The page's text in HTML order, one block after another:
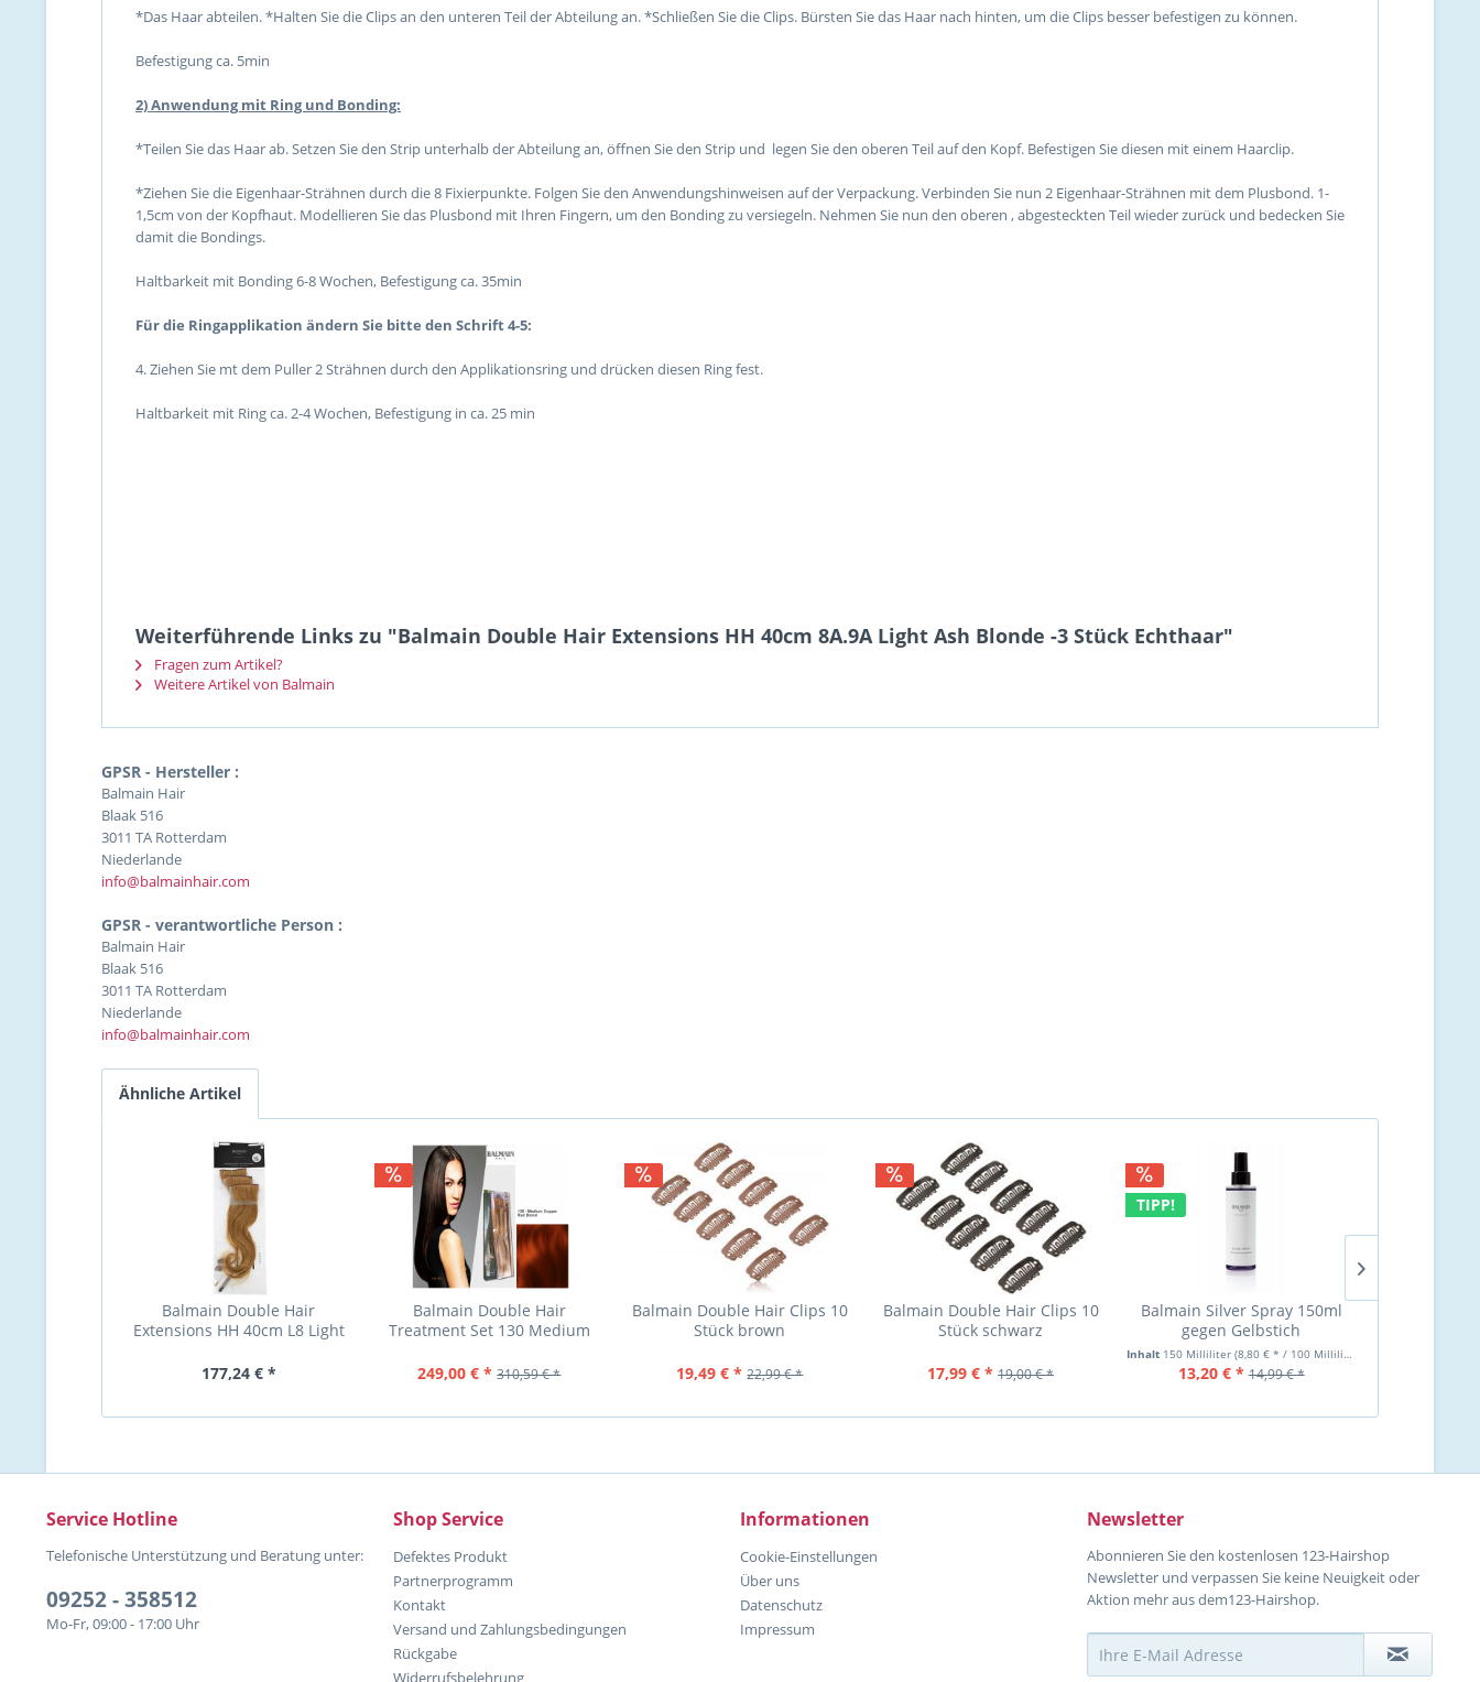
*Das Haar abteilen. *Halten Sie die Clips an den unteren Teil der Abteilung an. *Schließen Sie die Clips. Bürsten Sie das Haar nach hinten, um die Clips besser befestigen zu können.
Befestigung ca. 5min
2) Anwendung mit Ring und Bonding:
*Teilen Sie das Haar ab. Setzen Sie den Strip unterhalb der Abteilung an, öffnen Sie den Strip und legen Sie den oberen Teil auf den Kopf. Befestigen Sie diesen mit einem Haarclip.
*Ziehen Sie die Eigenhaar-Strähnen durch die 8 Fixierpunkte. Folgen Sie den Anwendungshinweisen auf der Verpackung. Verbinden Sie nun 2 Eigenhaar-Strähnen mit dem Plusbond. 1-
1,5cm von der Kopfhaut. Modellieren Sie das Plusbond mit Ihren Fingern, um den Bonding zu versiegeln. Nehmen Sie nun den oberen , abgesteckten Teil wieder zurück und bedecken Sie
damit die Bondings.
Haltbarkeit mit Bonding 6-8 Wochen, Befestigung ca. 35min
Für die Ringapplikation ändern Sie bitte den Schrift 4-5:
4. Ziehen Sie mt dem Puller 2 Strähnen durch den Applikationsring und drücken diesen Ring fest.
Haltbarkeit mit Ring ca. 2-4 Wochen, Befestigung in ca. 25 min
Weiterführende Links zu "Balmain Double Hair Extensions HH 40cm 8A.9A Light Ash Blonde -3 Stück Echthaar"
Fragen zum Artikel?
Weitere Artikel von Balmain
GPSR - Hersteller :
Balmain Hair
Blaak 516
3011 TA Rotterdam
Niederlande
info@balmainhair.com
GPSR - verantwortliche Person :
Balmain Hair
Blaak 516
3011 TA Rotterdam
Niederlande
info@balmainhair.com
Ähnliche Artikel
Balmain Double Hair
Extensions HH 40cm L8 Light
177,24 € *
Balmain Double Hair
Treatment Set 130 Medium
249,00 € * 310,59 € *
Balmain Double Hair Clips 10
Stück brown
19,49 € * 22,99 € *
Balmain Double Hair Clips 10
Stück schwarz
17,99 € * 19,00 € *
TIPP!
Balmain Silver Spray 150ml
gegen Gelbstich
Inhalt 150 Milliliter(8,80 € * / 100 Milliliter)
13,20 € * 14,99 € *
Service Hotline
Telefonische Unterstützung und Beratung unter:
09252 - 358512
Mo-Fr, 09:00 - 17:00 Uhr
Shop Service
Defektes Produkt
Partnerprogramm
Kontakt
Versand und Zahlungsbedingungen
Rückgabe
Widerrufsbelehrung
Informationen
Cookie-Einstellungen
Über uns
Datenschutz
Impressum
Newsletter
Abonnieren Sie den kostenlosen 123-Hairshop
Newsletter und verpassen Sie keine Neuigkeit oder
Aktion mehr aus dem123-Hairshop.